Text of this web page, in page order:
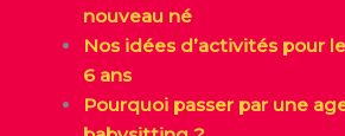
nouveau né
Nos idées d’activités pour
6 ans
Pourquoi passer par une